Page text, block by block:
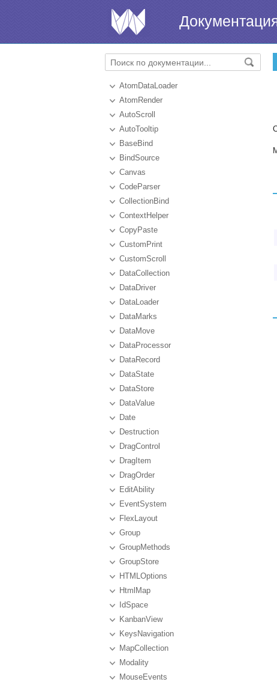
AtomDataLoader
AtomRender
AutoScroll
AutoTooltip
BaseBind
BindSource
Canvas
CodeParser
CollectionBind
ContextHelper
CopyPaste
CustomPrint
CustomScroll
DataCollection
DataDriver
DataLoader
DataMarks
DataMove
DataProcessor
DataRecord
DataState
DataStore
DataValue
Date
Destruction
DragControl
DragItem
DragOrder
EditAbility
EventSystem
FlexLayout
Group
GroupMethods
GroupStore
HTMLOptions
HtmlMap
IdSpace
KanbanView
KeysNavigation
MapCollection
Modality
MouseEvents